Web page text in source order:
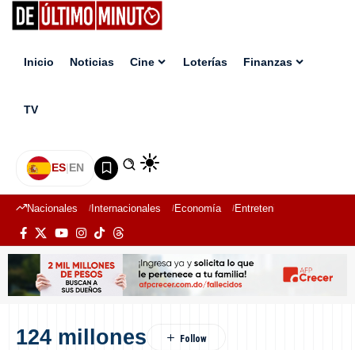
Inicio Noticias Cine Loterías Finanzas
TV
ES|EN
Nacionales Internacionales Economía Entretenimiento
124 millones